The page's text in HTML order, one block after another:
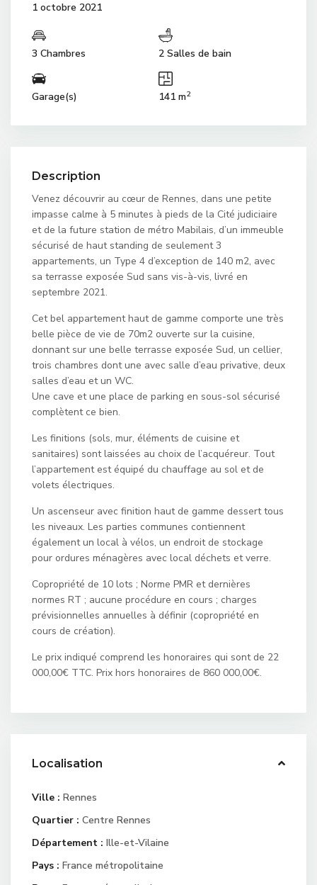
1 octobre 2021
3 Chambres 2 Salles de bain
Garage(s) 141 m2
Description
Venez découvrir au cœur de Rennes, dans une petite
impasse calme à 5 minutes à pieds de la Cité judiciaire
et de la future station de métro Mabilais, d’un immeuble
sécurisé de haut standing de seulement 3
appartements, un Type 4 d’exception de 140 m2, avec
sa terrasse exposée Sud sans vis-à-vis, livré en
septembre 2021.
Cet bel appartement haut de gamme comporte une très
belle pièce de vie de 70m2 ouverte sur la cuisine,
donnant sur une belle terrasse exposée Sud, un cellier,
trois chambres dont une avec salle d’eau privative, deux
salles d’eau et un WC.
Une cave et une place de parking en sous-sol sécurisé
complètent ce bien.
Les finitions (sols, mur, éléments de cuisine et
sanitaires) sont laissées au choix de l’acquéreur. Tout
l’appartement est équipé du chauffage au sol et de
volets électriques.
Un ascenseur avec finition haut de gamme dessert tous
les niveaux. Les parties communes contiennent
également un local à vélos, un endroit de stockage
pour ordures ménagères avec local déchets et verre.
Copropriété de 10 lots ; Norme PMR et dernières
normes RT ; aucune procédure en cours ; charges
prévisionnelles annuelles à définir (copropriété en
cours de création).
Le prix indiqué comprend les honoraires qui sont de 22
000,00€ TTC. Prix hors honoraires de 860 000,00€.
Localisation
Ville : Rennes
Quartier : Centre Rennes
Département : Ille-et-Vilaine
Pays : France métropolitaine